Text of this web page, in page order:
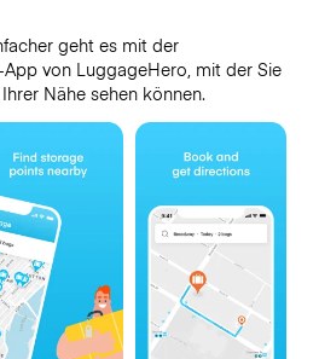
geht es mit der
von LuggageHero, mit der Sie
Nähe sehen können.